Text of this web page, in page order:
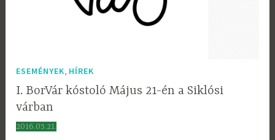
ESEMÉNYEK, HÍREK
I. BorVár kóstoló Május 21-én a Siklósi
várban
2016.05.21.